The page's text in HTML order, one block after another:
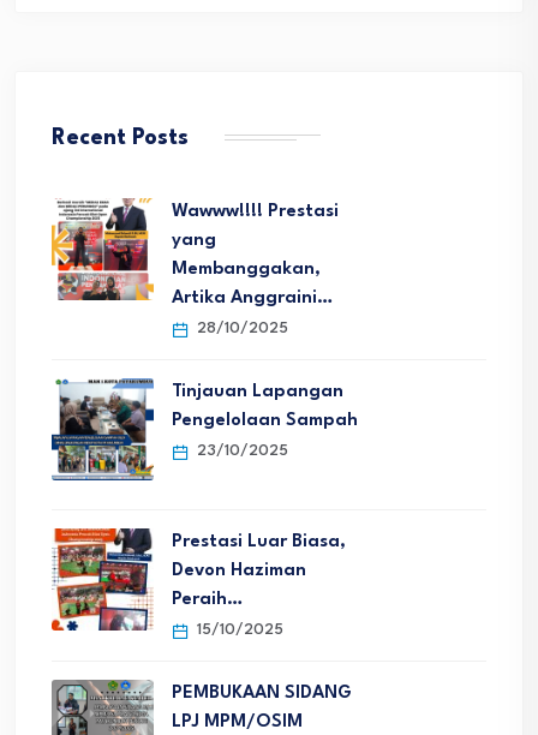
Recent Posts
Wawww!!!! Prestasi
yang
Membanggakan,
Artika Anggraini…
28/10/2025
Tinjauan Lapangan
Pengelolaan Sampah
23/10/2025
Prestasi Luar Biasa,
Devon Haziman
Peraih…
15/10/2025
PEMBUKAAN SIDANG
LPJ MPM/OSIM